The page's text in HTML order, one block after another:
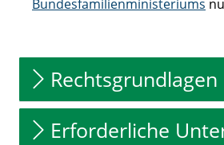
Bundesfamilienministeriums
Rechtsgrundlagen
Erforderliche